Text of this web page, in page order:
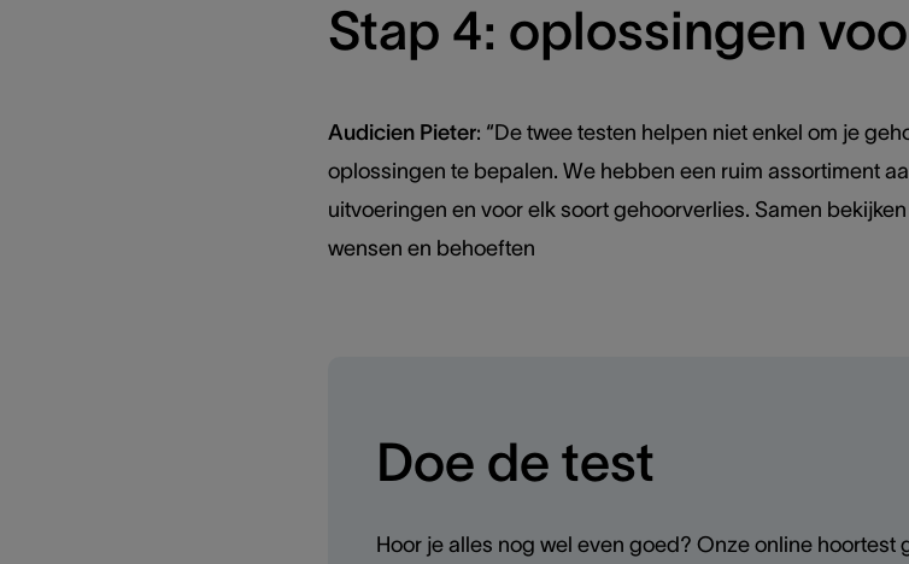
Stap 4: oplossingen
Audicien Pieter: “De twee testen helpen niet enkel om je
oplossingen te bepalen. We hebben een ruim assortiment
uitvoeringen en voor elk soort gehoorverlies. Samen
wensen en behoeften
Doe de test
Hoor je alles nog wel even goed? Onze online